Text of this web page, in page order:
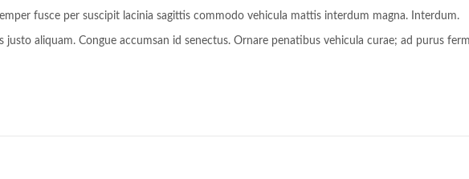
fusce per suscipit lacinia sagittis commodo vehicula mattis interdum magna. Interdum.
aliquam. Congue accumsan id senectus. Ornare penatibus vehicula curae; ad purus